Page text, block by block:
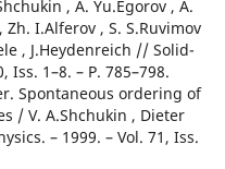
, A. Yu.Egorov , A.
Zh. I.Alferov , S. S.Ruvimov
, J.Heydenreich // Solid-
Iss. 1–8. – P. 785–798.
Spontaneous ordering of
/ V. A.Shchukin , Dieter
– 1999. – Vol. 71, Iss.